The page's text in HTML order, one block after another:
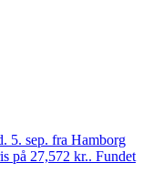
5. sep. fra Hamborg
på 27,572 kr.. Fundet